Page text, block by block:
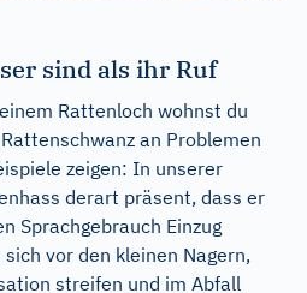
sind als ihr Ruf
Rattenloch wohnst du
an Problemen
zeigen: In unserer
derart präsent, dass er
Sprachgebrauch Einzug
vor den kleinen Nagern,
streifen und im Abfall